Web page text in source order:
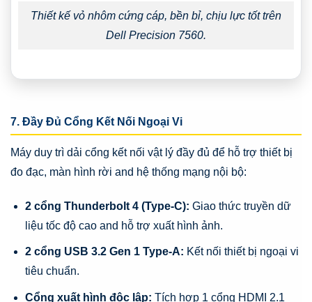
Thiết kế vỏ nhôm cứng cáp, bền bỉ, chịu lực tốt trên
Dell Precision 7560.
7. Đầy Đủ Cổng Kết Nối Ngoại Vi
Máy duy trì dải cổng kết nối vật lý đầy đủ để hỗ trợ thiết bị
đo đạc, màn hình rời and hệ thống mạng nội bộ:
2 cổng Thunderbolt 4 (Type-C): Giao thức truyền dữ
liệu tốc độ cao and hỗ trợ xuất hình ảnh.
2 cổng USB 3.2 Gen 1 Type-A: Kết nối thiết bị ngoại vi
tiêu chuẩn.
Cổng xuất hình độc lập: Tích hợp 1 cổng HDMI 2.1